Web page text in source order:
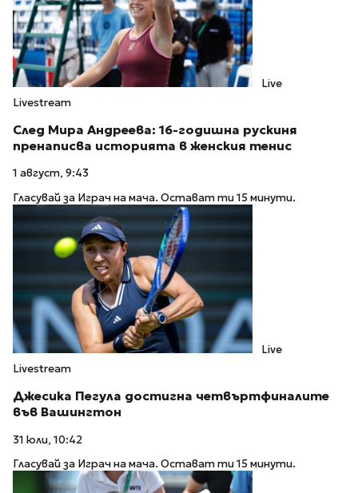
Live
Livestream
След Мира Андреева: 16-годишна рускиня
пренаписва историята в женския тенис
1 август, 9:43
Гласувай за Играч на мача. Остават ти 15 минути.
Live
Livestream
Джесика Пегула достигна четвъртфиналите
във Вашингтон
31 юли, 10:42
Гласувай за Играч на мача. Остават ти 15 минути.